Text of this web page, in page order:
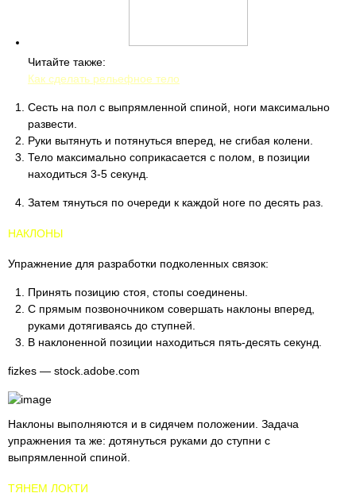
Читайте также:
Как сделать рельефное тело
Сесть на пол с выпрямленной спиной, ноги максимально
развести.
Руки вытянуть и потянуться вперед, не сгибая колени.
Тело максимально соприкасается с полом, в позиции
находиться 3-5 секунд.
Затем тянуться по очереди к каждой ноге по десять раз.
НАКЛОНЫ
Упражнение для разработки подколенных связок:
Принять позицию стоя, стопы соединены.
С прямым позвоночником совершать наклоны вперед,
руками дотягиваясь до ступней.
В наклоненной позиции находиться пять-десять секунд.
fizkes — stock.adobe.com
Наклоны выполняются и в сидячем положении. Задача
упражнения та же: дотянуться руками до ступни с
выпрямленной спиной.
ТЯНЕМ ЛОКТИ